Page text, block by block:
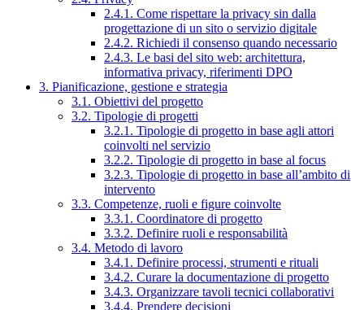
2.4.1. Come rispettare la privacy sin dalla
progettazione di un sito o servizio digitale
2.4.2. Richiedi il consenso quando necessario
2.4.3. Le basi del sito web: architettura,
informativa privacy, riferimenti DPO
3. Pianificazione, gestione e strategia
3.1. Obiettivi del progetto
3.2. Tipologie di progetti
3.2.1. Tipologie di progetto in base agli attori
coinvolti nel servizio
3.2.2. Tipologie di progetto in base al focus
3.2.3. Tipologie di progetto in base all’ambito di
intervento
3.3. Competenze, ruoli e figure coinvolte
3.3.1. Coordinatore di progetto
3.3.2. Definire ruoli e responsabilità
3.4. Metodo di lavoro
3.4.1. Definire processi, strumenti e rituali
3.4.2. Curare la documentazione di progetto
3.4.3. Organizzare tavoli tecnici collaborativi
3.4.4. Prendere decisioni